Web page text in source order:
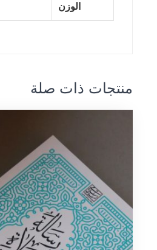
الوزن
منتجات ذات صلة